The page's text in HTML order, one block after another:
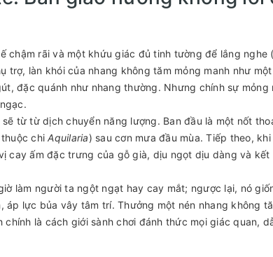
chậm rãi và một khứu giác đủ tinh tường để lắng nghe
làn khói của nhang không tăm mỏng manh như một
đặc quánh như nhang thường. Nhưng chính sự mỏng
từ từ dịch chuyển năng lượng. Ban đầu là một nốt
thuộc chiAquilaria) sau cơn mưa đầu mùa. Tiếp theo,
cay ấm đặc trưng của gỗ già, dịu ngọt dịu dàng và kết
làm người ta ngột ngạt hay cay mắt; ngược lại, nó
lực bủa vây tâm trí. Thưởng một nén nhang không
là cách giới sành chơi đánh thức mọi giác quan,